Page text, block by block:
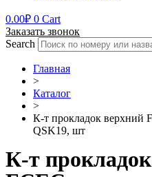
0.00₽ 0 Cart
Заказать звонок
Search
Главная
>
Каталог
>
К-т прокладок верхний
QSK19, шт
К-т